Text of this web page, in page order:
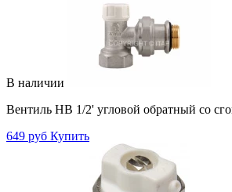
В наличии
Вентиль НВ 1/2' угловой обратный со
649 руб Купить